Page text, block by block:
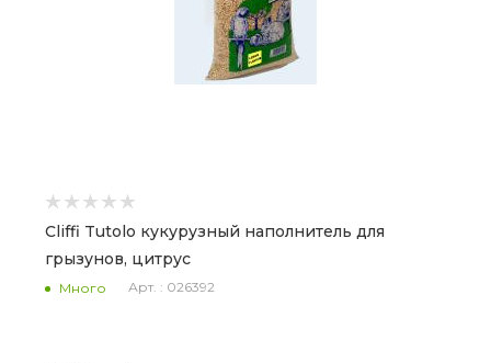
Cliffi Tutolo кукурузный наполнитель для
грызунов, цитрус
Много Арт. : 026392